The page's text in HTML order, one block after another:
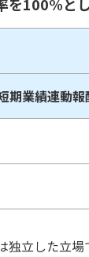
を100%と
期業績連動報
立した立